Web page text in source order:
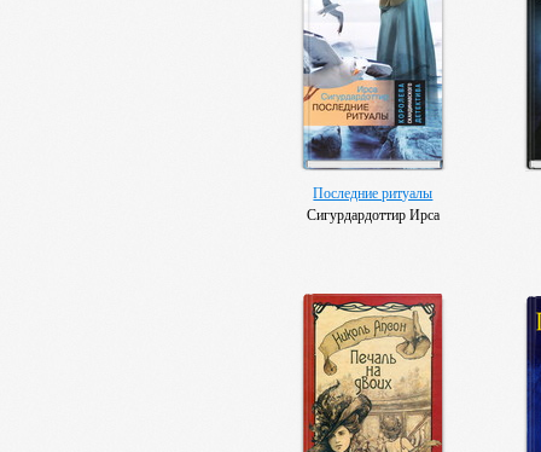
Последние ритуалы
Сигурдардоттир Ирса